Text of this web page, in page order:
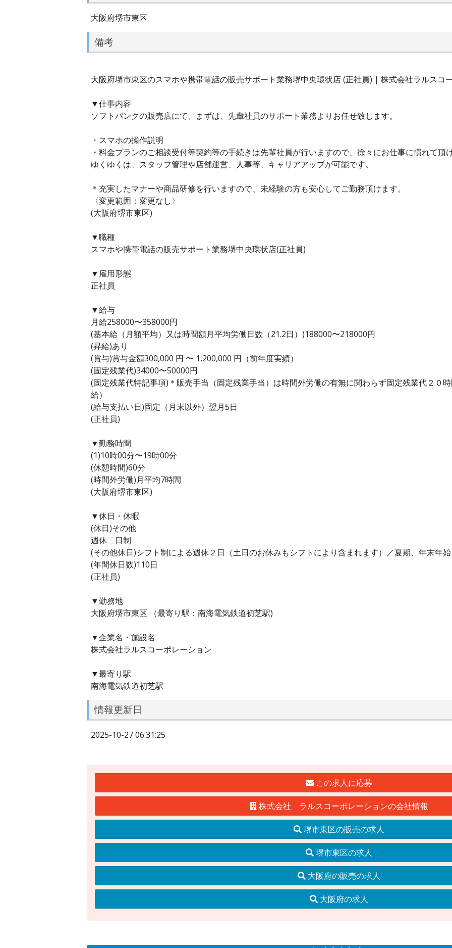
大阪府堺市東区
備考
大阪府堺市東区のスマホや携帯電話の販売サポート業務堺中央環状店 (正社員) | 株式会社ラルスコ
▼仕事内容
ソフトバンクの販売店にて、まずは、先輩社員のサポート業務よりお任せ致します。
・スマホの操作説明
・料金プランのご相談受付等契約等の手続きは先輩社員が行いますので、徐々にお仕事に慣れて頂け
ゆくゆくは、スタッフ管理や店舗運営、人事等、キャリアアップが可能です。
＊充実したマナーや商品研修を行いますので、未経験の方も安心してご勤務頂けます。
〈変更範囲：変更なし〉
(大阪府堺市東区)
▼職種
スマホや携帯電話の販売サポート業務堺中央環状店(正社員)
▼雇用形態
正社員
▼給与
月給258000〜358000円
(基本給（月額平均）又は時間額月平均労働日数（21.2日）)188000〜218000円
(昇給)あり
(賞与)賞与金額300,000 円 〜 1,200,000 円（前年度実績）
(固定残業代)34000〜50000円
(固定残業代特記事項)＊販売手当（固定残業手当）は時間外労働の有無に関わらず固定残業代２０
給）
(給与支払い日)固定（月末以外）翌月5日
(正社員)
▼勤務時間
(1)10時00分〜19時00分
(休憩時間)60分
(時間外労働)月平均7時間
(大阪府堺市東区)
▼休日・休暇
(休日)その他
週休二日制
(その他休日)シフト制による週休２日（土日のお休みもシフトにより含まれます）／夏期、年末年始
(年間休日数)110日
(正社員)
▼勤務地
大阪府堺市東区 （最寄り駅：南海電気鉄道初芝駅)
▼企業名・施設名
株式会社ラルスコーポレーション
▼最寄り駅
南海電気鉄道初芝駅
情報更新日
2025-10-27 06:31:25
この求人に応募
株式会社 ラルスコーポレーションの会社情報
堺市東区の販売の求人
堺市東区の求人
大阪府の販売の求人
大阪府の求人